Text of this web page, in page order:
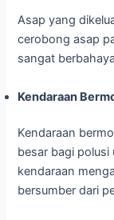
Asap yang
cerobong asap
sangat
Kendaraan
Kendaraan
besar bagi polusi
kendaraan
bersumber dari